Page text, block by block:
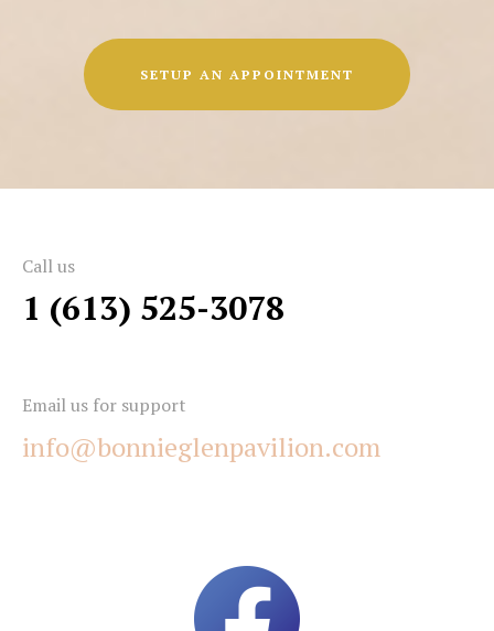
SETUP AN APPOINTMENT
Call us
1 (613) 525-3078
Email us for support
info@bonnieglenpavilion.com